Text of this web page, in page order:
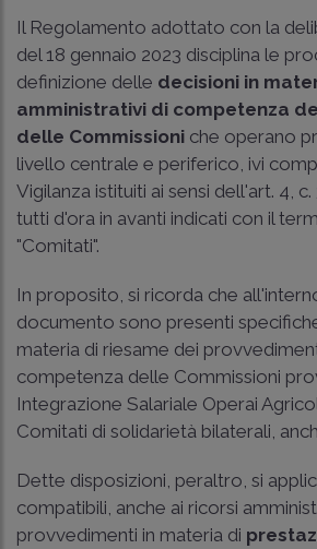
Il Regolamento adottato con la
del 18 gennaio 2023 disciplina le
definizione delle decisioni in
amministrativi di competenza
delle Commissioni che operano
livello centrale e periferico, ivi
Vigilanza istituiti ai sensi dell'art. 4,
tutti d'ora in avanti indicati con il
"Comitati".
In proposito, si ricorda che
documento sono presenti
materia di riesame dei
competenza delle Commissioni
Integrazione Salariale Operai
Comitati di solidarietà bilaterali,
Dette disposizioni, peraltro, si
compatibili, anche ai ricorsi
provvedimenti in materia di